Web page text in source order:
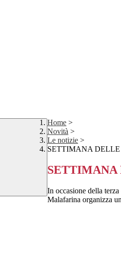
Home >
Novità >
Le notizie >
SETTIMANA DELLE
SETTIMANA
In occasione della
Malafarina organizza